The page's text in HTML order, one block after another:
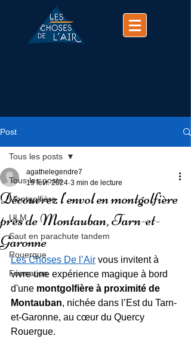
Post
Tous les posts
Montgolfière
ULM
Saut en parachute tandem
Rouergue
Formation
Tous les posts
Découvrez l'envol en montgolfière
près de Montauban, Tarn-et-
Garonne
agathelegendre7
19 févr. 2024 3 min de lecture
Les Choses De l’Air vous invitent à
vivre une expérience magique à bord
d'une montgolfière à proximité de
Montauban, nichée dans l’Est du Tarn-
et-Garonne, au cœur du Quercy
Rouergue.